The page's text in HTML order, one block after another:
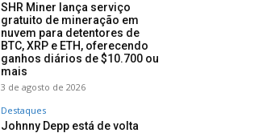
SHR Miner lança serviço
gratuito de mineração em
nuvem para detentores de
BTC, XRP e ETH, oferecendo
ganhos diários de $10.700 ou
mais
3 de agosto de 2026
Destaques
Johnny Depp está de volta